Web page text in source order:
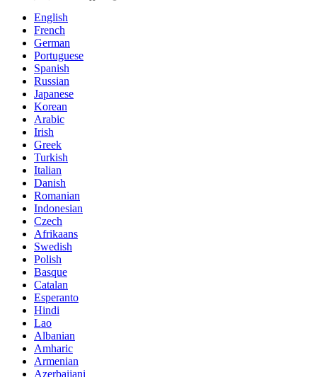
English
French
German
Portuguese
Spanish
Russian
Japanese
Korean
Arabic
Irish
Greek
Turkish
Italian
Danish
Romanian
Indonesian
Czech
Afrikaans
Swedish
Polish
Basque
Catalan
Esperanto
Hindi
Lao
Albanian
Amharic
Armenian
Azerbaijani